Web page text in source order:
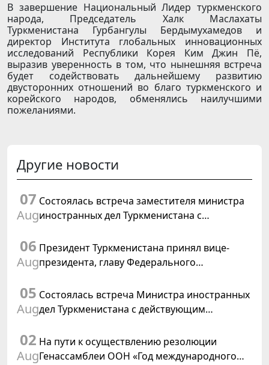
В завершение Национальный Лидер туркменского
народа, Председатель Халк Маслахаты
Туркменистана Гурбангулы Бердымухамедов и
директор Института глобальных инновационных
исследований Республики Корея Ким Джин Пё,
выразив уверенность в том, что нынешняя встреча
будет содействовать дальнейшему развитию
двусторонних отношений во благо туркменского и
корейского народов, обменялись наилучшими
пожеланиями.
Другие новости
07
Aug
Состоялась встреча заместителя министра
иностранных дел Туркменистана с
Туркменистане
06
Aug
Президент Туркменистана принял вице-
президента, главу Федерального
Швейцарской Конфедерации
05
Aug
Состоялась встреча Министра иностранных
дел Туркменистана с действующим
02
Aug
На пути к осуществлению резолюции
Генассамблеи ООН «Год международного